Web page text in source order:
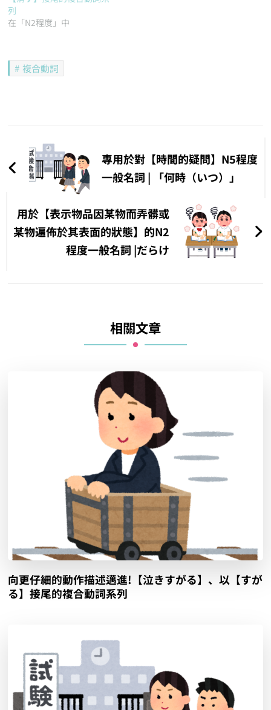
列
在「N2程度」中
複合動詞
章
導
覽
專用於對【時間的疑問】N5程度
一般名詞 | 「何時（いつ）」
用於【表示物品因某物而弄髒或
某物遍佈於其表面的狀態】的N2
程度一般名詞 |だらけ
相關文章
向更仔細的動作描述邁進!【泣きすがる】、以【すが
る】接尾的複合動詞系列